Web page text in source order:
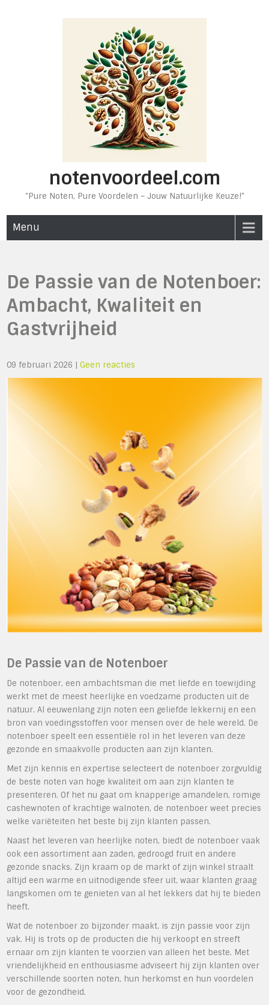
notenvoordeel.com
"Pure Noten, Pure Voordelen – Jouw Natuurlijke Keuze!"
Menu
De Passie van de Notenboer:
Ambacht, Kwaliteit en
Gastvrijheid
09 februari 2026 |Geen reacties
De Passie van de Notenboer
De notenboer, een ambachtsman die met liefde en toewijding
werkt met de meest heerlijke en voedzame producten uit de
natuur. Al eeuwenlang zijn noten een geliefde lekkernij en een
bron van voedingsstoffen voor mensen over de hele wereld. De
notenboer speelt een essentiële rol in het leveren van deze
gezonde en smaakvolle producten aan zijn klanten.
Met zijn kennis en expertise selecteert de notenboer zorgvuldig
de beste noten van hoge kwaliteit om aan zijn klanten te
presenteren. Of het nu gaat om knapperige amandelen, romige
cashewnoten of krachtige walnoten, de notenboer weet precies
welke variëteiten het beste bij zijn klanten passen.
Naast het leveren van heerlijke noten, biedt de notenboer vaak
ook een assortiment aan zaden, gedroogd fruit en andere
gezonde snacks. Zijn kraam op de markt of zijn winkel straalt
altijd een warme en uitnodigende sfeer uit, waar klanten graag
langskomen om te genieten van al het lekkers dat hij te bieden
heeft.
Wat de notenboer zo bijzonder maakt, is zijn passie voor zijn
vak. Hij is trots op de producten die hij verkoopt en streeft
ernaar om zijn klanten te voorzien van alleen het beste. Met
vriendelijkheid en enthousiasme adviseert hij zijn klanten over
verschillende soorten noten, hun herkomst en hun voordelen
voor de gezondheid.